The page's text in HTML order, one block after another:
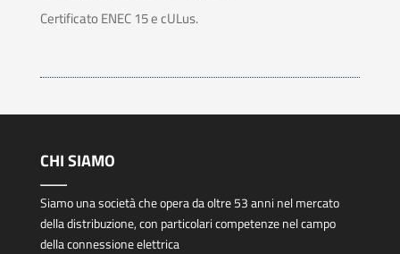
Certificato ENEC 15 e cULus.
CHI SIAMO
Siamo una società che opera da oltre 53 anni nel mercato
della distribuzione, con particolari competenze nel campo
della connessione elettrica